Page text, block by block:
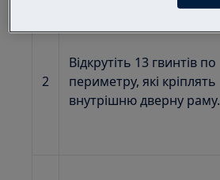
2
Відкрутіть 13 гвинтів по
периметру, які кріплять
внутрішню дверну раму.